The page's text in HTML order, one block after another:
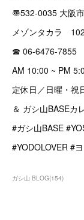
〠532-0035 大阪
メゾンタカラ
☎︎ 06-6476-7855
AM 10:00 ~ PM
定休日／日曜・祝
＆ ガシ山BASEカ
#ガシ山BASE
#YODOLOVER #
ガシ山 BLOG(154)